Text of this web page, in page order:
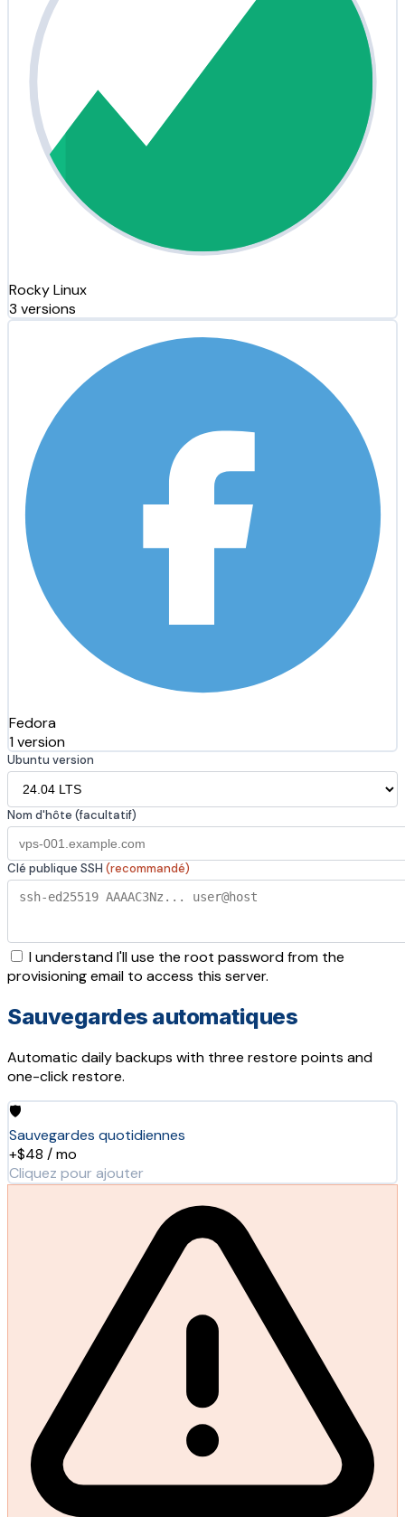
Rocky Linux
3 versions
Fedora
1 version
Ubuntu version
Nom d'hôte (facultatif)
Clé publique SSH (recommandé)
I understand I'll use the root password from the
provisioning email to access this server.
Sauvegardes automatiques
Automatic daily backups with three restore points and
one-click restore.
🛡️
Sauvegardes quotidiennes
+$48 / mo
Cliquez pour ajouter